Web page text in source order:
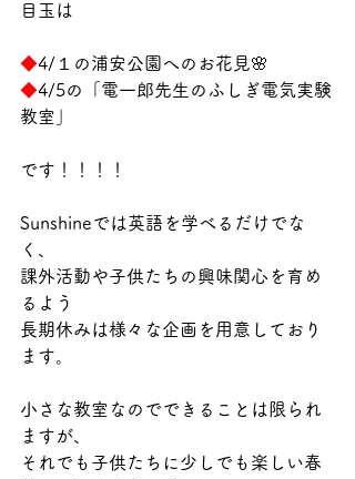
目玉は
◆4/１の浦安公園へのお花見🌸
◆4/5の「電一郎先生のふしぎ電気実験
教室」
です！！！！
Sunshineでは英語を学べるだけでな
く、
課外活動や子供たちの興味関心を育め
るよう
長期休みは様々な企画を用意しており
ます。
小さな教室なのでできることは限られ
ますが、
それでも子供たちに少しでも楽しい春